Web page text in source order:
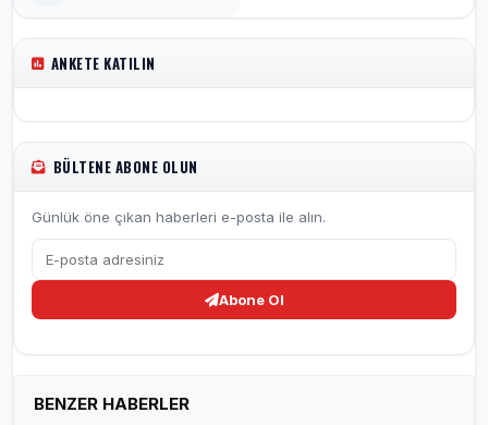
ANKETE KATILIN
BÜLTENE ABONE OLUN
Günlük öne çıkan haberleri e-posta ile alın.
Abone Ol
BENZER HABERLER